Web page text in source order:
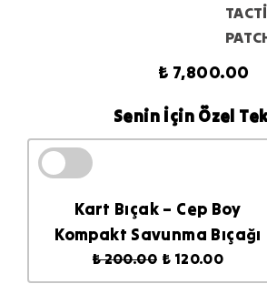
₺ 7,800.00
Senin İçin Özel
Kart Bıçak – Cep Boy
Kompakt Savunma Bıçağı
₺ 200.00 ₺ 120.00